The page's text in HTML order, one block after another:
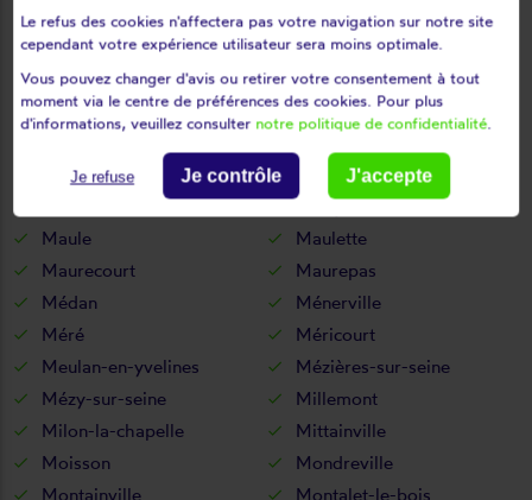
Lommoye
Longnes
Longvilliers
Louveciennes
L'étang-la-ville
Magnanville
Magny-les-hameaux
Maisons-laffitte
Mareil-le-guyon
Mareil-marly
Mareil-sur-mauldre
Marly-le-roi
Maule
Maulette
Maurecourt
Maurepas
Médan
Ménerville
Méré
Méricourt
Meulan-en-yvelines
Mézières-sur-seine
Mézy-sur-seine
Millemont
Milon-la-chapelle
Mittainville
Moisson
Mondreville
Montainville
Montalet-le-bois
Le refus des cookies n'affectera pas votre navigation sur notre site
cependant votre expérience utilisateur sera moins optimale.
Vous pouvez changer d'avis ou retirer votre consentement à tout
moment via le centre de préférences des cookies. Pour plus
d'informations, veuillez consulter notre politique de confidentialité.
Je refuse Je contrôle J'accepte